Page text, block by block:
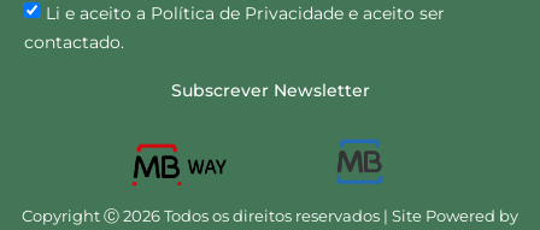
Li e aceito a Política de Privacidade e aceito ser
contactado.
Subscrever Newsletter
Copyright Ⓒ 2026 Todos os direitos reservados | Site Powered by